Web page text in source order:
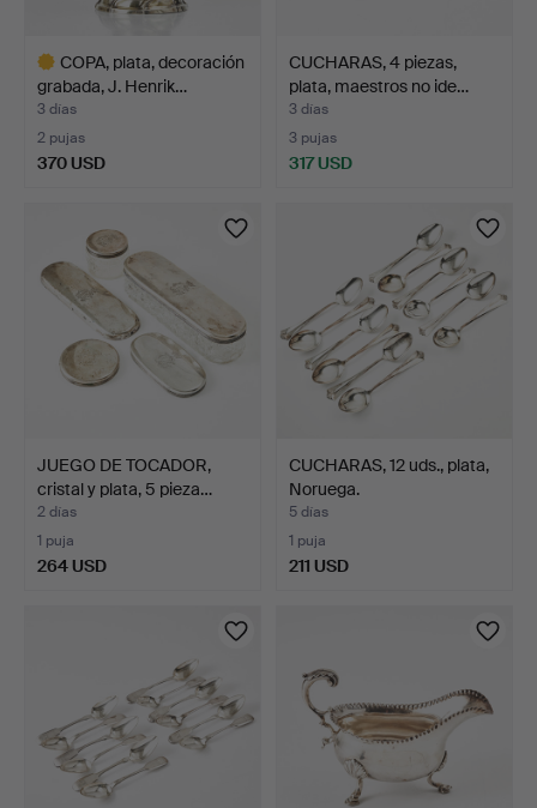
COPA, plata, decoración
grabada, J. Henrik…
3 días
2 pujas
370 USD
CUCHARAS, 4 piezas,
plata, maestros no ide…
3 días
3 pujas
317 USD
JUEGO DE TOCADOR,
cristal y plata, 5 pieza…
2 días
1 puja
264 USD
CUCHARAS, 12 uds., plata,
Noruega.
5 días
1 puja
211 USD